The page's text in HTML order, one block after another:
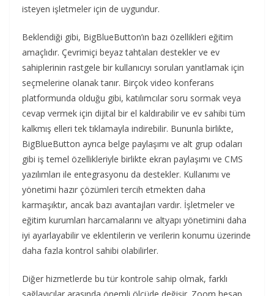
isteyen işletmeler için de uygundur.
Beklendiği gibi, BigBlueButton’ın bazı özellikleri eğitim
amaçlıdır. Çevrimiçi beyaz tahtaları destekler ve ev
sahiplerinin rastgele bir kullanıcıyı soruları yanıtlamak için
seçmelerine olanak tanır. Birçok video konferans
platformunda olduğu gibi, katılımcılar soru sormak veya
cevap vermek için dijital bir el kaldırabilir ve ev sahibi tüm
kalkmış elleri tek tıklamayla indirebilir. Bununla birlikte,
BigBlueButton ayrıca belge paylaşımı ve alt grup odaları
gibi iş temel özellikleriyle birlikte ekran paylaşımı ve CMS
yazılımları ile entegrasyonu da destekler. Kullanımı ve
yönetimi hazır çözümleri tercih etmekten daha
karmaşıktır, ancak bazı avantajları vardır. İşletmeler ve
eğitim kurumları harcamalarını ve altyapı yönetimini daha
iyi ayarlayabilir ve eklentilerin ve verilerin konumu üzerinde
daha fazla kontrol sahibi olabilirler.
Diğer hizmetlerde bu tür kontrole sahip olmak, farklı
sağlayıcılar arasında önemli ölçüde değişir. Zoom hesap